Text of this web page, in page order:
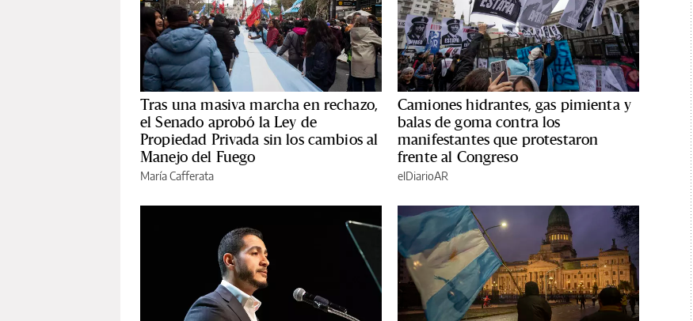
Tras una masiva marcha en rechazo,
el Senado aprobó la Ley de
Propiedad Privada sin los cambios al
Manejo del Fuego
María Cafferata
Camiones hidrantes, gas pimienta y
balas de goma contra los
manifestantes que protestaron
frente al Congreso
elDiarioAR